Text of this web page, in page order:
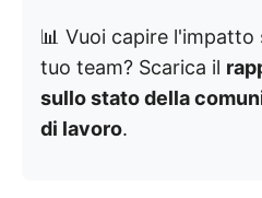
📊 Vuoi capire
tuo team? Scarica il
sullo stato della
di lavoro.